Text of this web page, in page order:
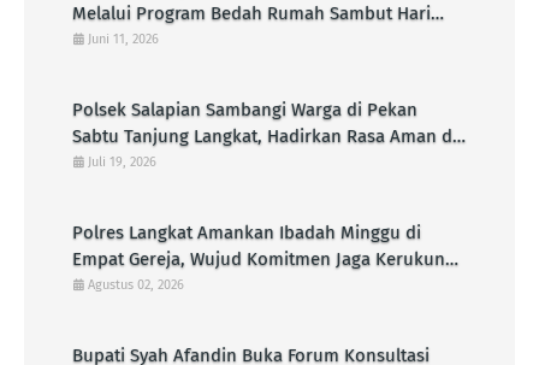
Melalui Program Bedah Rumah Sambut Hari
Bhayangkara Ke-80
Juni 11, 2026
Polsek Salapian Sambangi Warga di Pekan
Sabtu Tanjung Langkat, Hadirkan Rasa Aman di
Tengah Aktivitas Masyarakat
Juli 19, 2026
Polres Langkat Amankan Ibadah Minggu di
Empat Gereja, Wujud Komitmen Jaga Kerukunan
Umat Beragama
Agustus 02, 2026
Bupati Syah Afandin Buka Forum Konsultasi